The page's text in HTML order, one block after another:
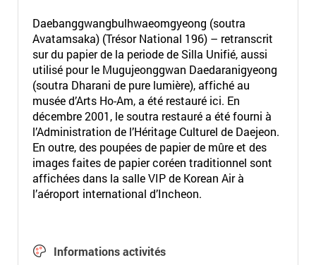
Daebanggwangbulhwaeomgyeong (soutra
Avatamsaka) (Trésor National 196) – retranscrit
sur du papier de la periode de Silla Unifié, aussi
utilisé pour le Mugujeonggwan Daedaranigyeong
(soutra Dharani de pure lumière), affiché au
musée d’Arts Ho-Am, a été restauré ici. En
décembre 2001, le soutra restauré a été fourni à
l’Administration de l’Héritage Culturel de Daejeon.
En outre, des poupées de papier de mûre et des
images faites de papier coréen traditionnel sont
affichées dans la salle VIP de Korean Air à
l’aéroport international d’Incheon.
Informations activités